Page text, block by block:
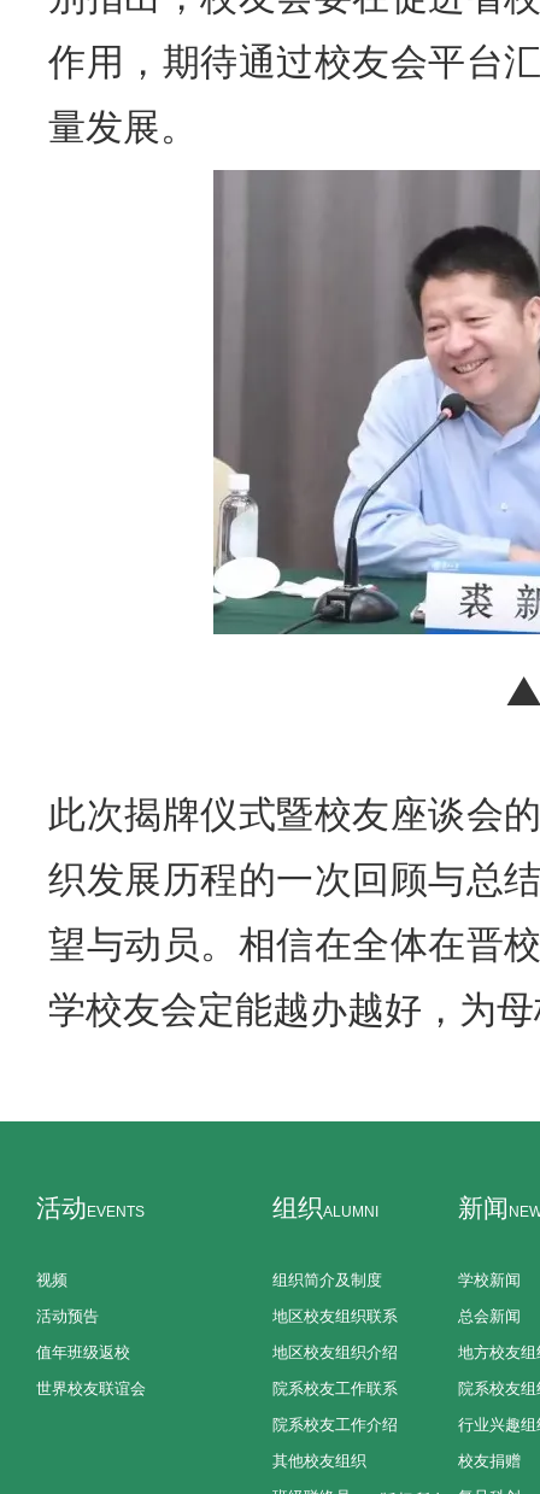
作用，期待通过校友会平台
量发展。
▲
此次揭牌仪式暨校友座谈会
织发展历程的一次回顾与总
望与动员。相信在全体在晋
学校友会定能越办越好，为
活动EVENTS
视频
活动预告
值年班级返校
世界校友联谊会
组织ALUMNI
组织简介及制度
地区校友组织联系
地区校友组织介绍
院系校友工作联系
院系校友工作介绍
其他校友组织
新闻
学校新闻
总会新闻
地方校友组
院系校友组
行业兴趣组
校友捐赠